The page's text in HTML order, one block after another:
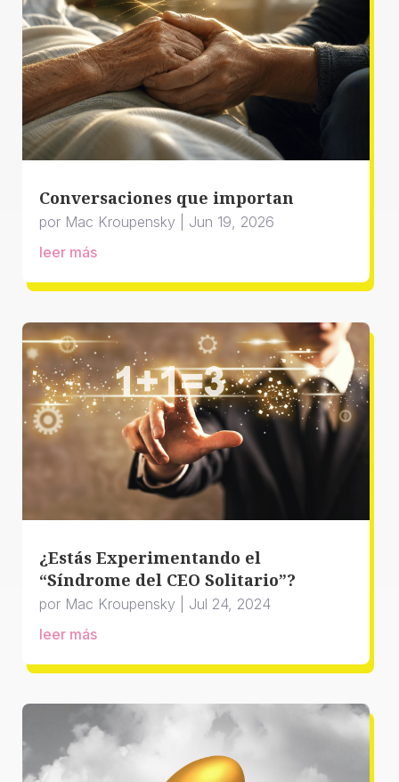
Conversaciones que importan
por Mac Kroupensky
Jun 19, 2026
leer más
¿Estás Experimentando el
“Síndrome del CEO Solitario”?
por Mac Kroupensky
Jul 24, 2024
leer más